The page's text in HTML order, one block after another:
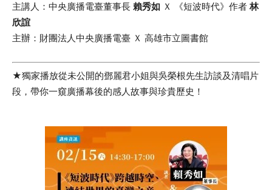
主講人：中央廣播電臺董事長 賴秀如 Ｘ 《短波時代》作者 林
欣誼
主辦：財團法人中央廣播電臺 Ｘ 高雄市立圖書館
★獨家播放從未公開的鄧麗君小姐與吳榮根先生訪談及清唱片
段，帶你一窺廣播幕後的感人故事與珍貴歷史！